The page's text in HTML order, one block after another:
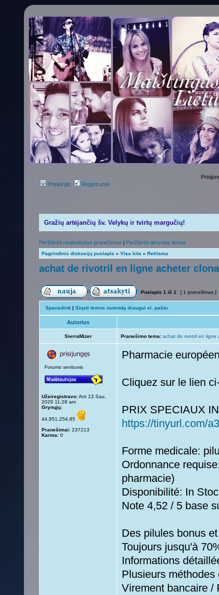
Prisijungti Registruotis
Gražių artėjančių šv. Velykų ir tvirtų margučių!
Peržiūrėti neatsakytus pranešimus | Peržiūrėti aktyvias temas
Pagrindinis diskusijų puslapis » Visa kita » Reklama
achat de rivotril en ligne acheter
Puslapis 1 iš 1 [ 1 pranešimas ]
Spausdinti | Siųsti temos nuorodą draugui el. paštu
Autorius
SierraMizer Pranešimo tema: achat de rivotril en ligne
Forumo senbuvis
Užsiregistravo:Ant 13 Sau,
2026 11:28 am
Grynųjų:
44,951,254.85
Pranešimai: 237213
Karma: 0
Pharmacie
Cliquez sur le lien
PRIX SPECIAUX
https://tinyurl.com/
Forme medicale:
Ordonnance
pharmacie)
Disponibilité: In
Note 4,52 / 5 base
Des pilules bonus
Toujours jusqu'à
Informations
Plusieurs
Virement bancaire /